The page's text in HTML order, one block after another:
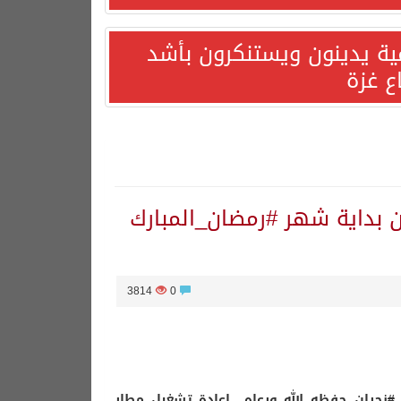
يدينون ويستنكرون بأشد
غزة
بداية شهر #رمضان_المبارك
0
3814